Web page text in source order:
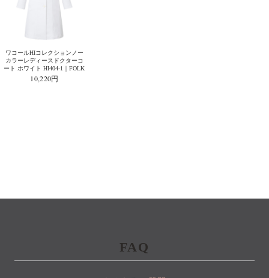
ワコールHIコレクションノー
カラーレディースドクターコ
ート ホワイト HI404-1｜FOLK
10,220円
FAQ